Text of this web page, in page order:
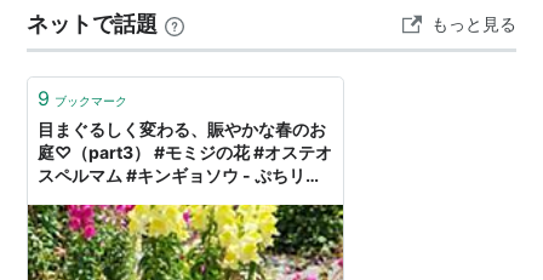
おり、ラッパ状など奥深い形の花の蜜も吸うことができ
るという情報がありました。 ミツバチ科に属するハチ…
ネットで話題 もっと見る
9 ブックマーク
目まぐるしく変わる、賑やかな春のお
庭♡（part3） #モミジの花 #オステオ
スペルマム #キンギョソウ - ぷちリチ